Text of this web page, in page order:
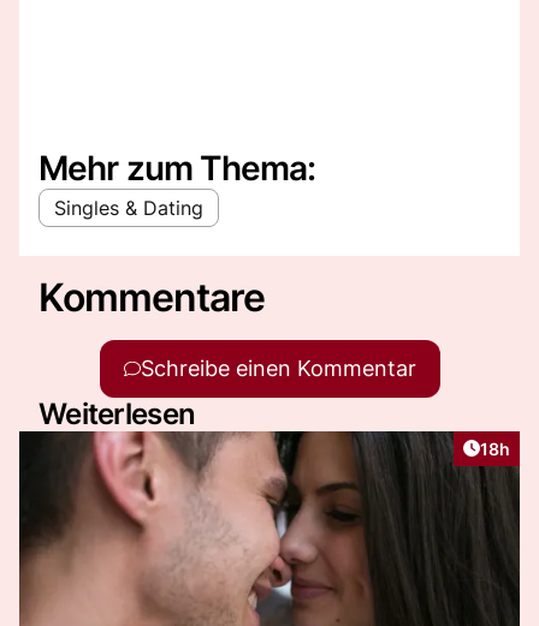
Mehr zum Thema:
Singles & Dating
Kommentare
Schreibe einen Kommentar
Weiterlesen
Artikel
18h